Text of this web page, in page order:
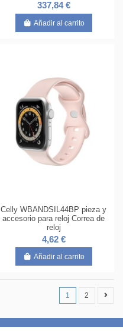
337,84 €
Añadir al carrito
Celly WBANDSIL44BP pieza y
accesorio para reloj Correa de
reloj
4,62 €
Añadir al carrito
1 2